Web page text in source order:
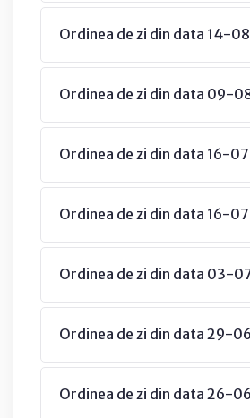
Ordinea de zi din data 14-
Ordinea de zi din data 09-
Ordinea de zi din data 16-
Ordinea de zi din data 16-
Ordinea de zi din data 03-
Ordinea de zi din data 29-
Ordinea de zi din data 26-